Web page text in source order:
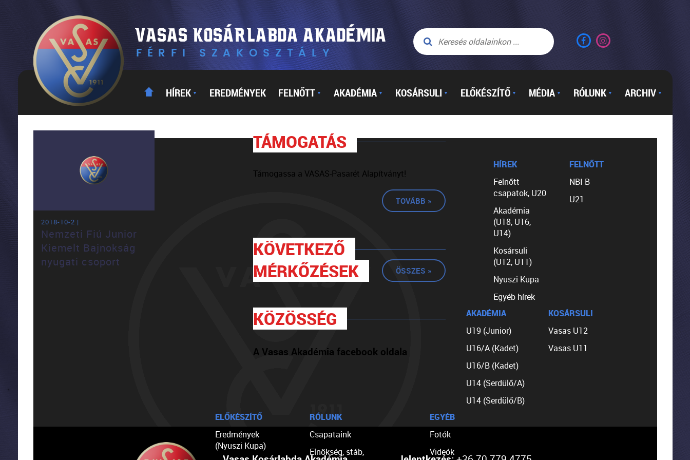
HÍREK ▼ EREDMÉNYEK FELNŐTT ▼ AKADÉMIA ▼ KOSÁRSULI ▼ ELŐKÉSZÍTŐ ▼ MÉDIA ▼ RÓLUNK ▼ ARCHIV ▼
2018-10-2 |
Nemzeti Fiú Junior
Kiemelt Bajnokság
nyugati csoport
TÁMOGATÁS
Támogassa a VASAS-Pasarét Alapítványt!
TOVÁBB »
KÖVETKEZŐ
MÉRKŐZÉSEK
ÖSSZES »
KÖZÖSSÉG
A Vasas Akadémia facebook oldala
HÍREK
Felnőtt
csapatok, U20
Akadémia
(U18, U16,
U14)
Kosársuli
(U12, U11)
Nyuszi Kupa
Egyéb hírek
FELNŐTT
NBI B
U21
AKADÉMIA
U19 (Junior)
U16/A (Kadet)
U16/B (Kadet)
U14 (Serdülő/A)
U14 (Serdülő/B)
KOSÁRSULI
Vasas U12
Vasas U11
ELŐKÉSZÍTŐ
Eredmények
(Nyuszi Kupa)
RÓLUNK
Csapataink
Elnökség, stáb,
EGYÉB
Fotók
Videók